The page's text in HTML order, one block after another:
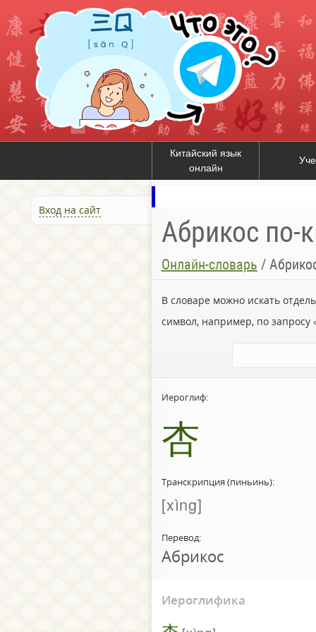
Китайский язык
онлайн
Вход на сайт
Абрикос по-
Онлайн-словарь /
В словаре можно искать
символ, например, по запросу
Иероглиф:
杏
Транскрипция (пиньинь):
xìng
Перевод:
Абрикос
Иероглифика